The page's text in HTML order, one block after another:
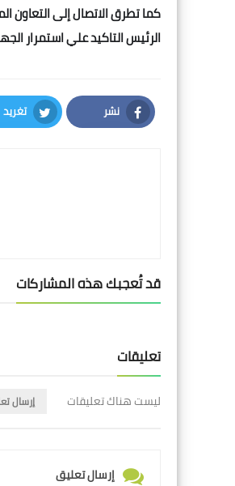
كما تطرق الاتصال إلى التعاون
الرئيس التاكيد علي استمرار
نشر
Facebook
تغريد
Twitter
قد تُعجبك هذه المشاركات
تعليقات
ليست هناك تعليقات إرسال
إرسال تعليق